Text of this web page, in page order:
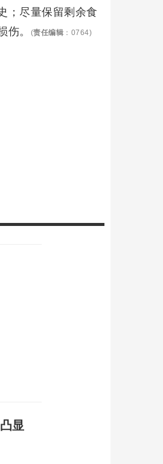
；尽量保留剩余食
。
(责任编辑 ：0764)
显